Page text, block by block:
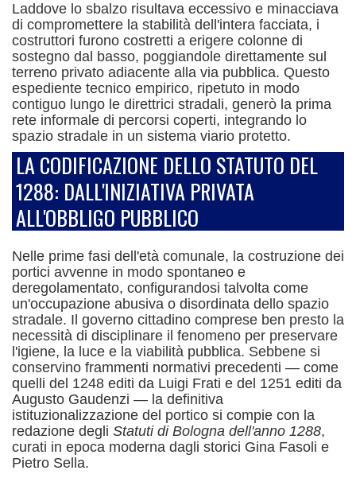
Laddove lo sbalzo risultava eccessivo e minacciava
di compromettere la stabilità dell'intera facciata, i
costruttori furono costretti a erigere colonne di
sostegno dal basso, poggiandole direttamente sul
terreno privato adiacente alla via pubblica. Questo
espediente tecnico empirico, ripetuto in modo
contiguo lungo le direttrici stradali, generò la prima
rete informale di percorsi coperti, integrando lo
spazio stradale in un sistema viario protetto.
LA CODIFICAZIONE DELLO STATUTO DEL
1288: DALL'INIZIATIVA PRIVATA
ALL'OBBLIGO PUBBLICO
Nelle prime fasi dell'età comunale, la costruzione dei
portici avvenne in modo spontaneo e
deregolamentato, configurandosi talvolta come
un'occupazione abusiva o disordinata dello spazio
stradale. Il governo cittadino comprese ben presto la
necessità di disciplinare il fenomeno per preservare
l'igiene, la luce e la viabilità pubblica. Sebbene si
conservino frammenti normativi precedenti — come
quelli del 1248 editi da Luigi Frati e del 1251 editi da
Augusto Gaudenzi — la definitiva
istituzionalizzazione del portico si compie con la
redazione degli Statuti di Bologna dell'anno 1288,
curati in epoca moderna dagli storici Gina Fasoli e
Pietro Sella.